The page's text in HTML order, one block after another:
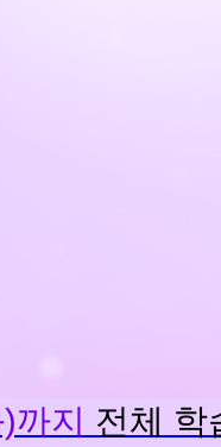
까지 전체 학